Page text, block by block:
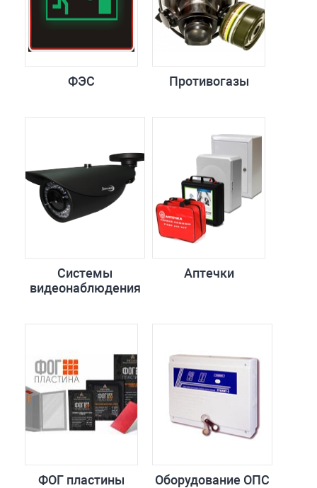
ФЭС Противогазы
Системы
видеонаблюдения
Аптечки
ФОГ пластины Оборудование ОПС